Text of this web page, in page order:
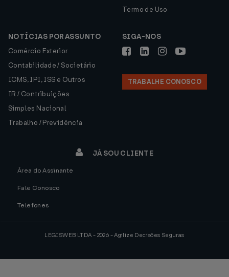
Termo de Uso
NOTÍCIAS POR ASSUNTO
Comércio Exterior
Contabilidade / Societário
ICMS, IPI, ISS e Outros
IR / Contribuições
Simples Nacional
Trabalho / Previdência
SIGA-NOS
TRABALHE CONOSCO
JÁ SOU CLIENTE
Área do Assinante
Fale Conosco
Telefones
LEGISWEB LTDA - 2026 - Agilize Decisões Seguras